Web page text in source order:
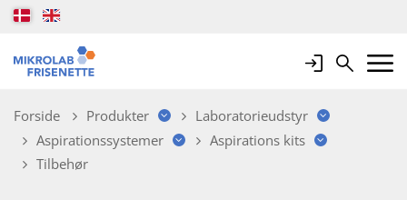
LoginSearchMobile
Forside Produkter
Laboratorieudstyr
Aspirationssystemer
Aspirations kits
Tilbehør